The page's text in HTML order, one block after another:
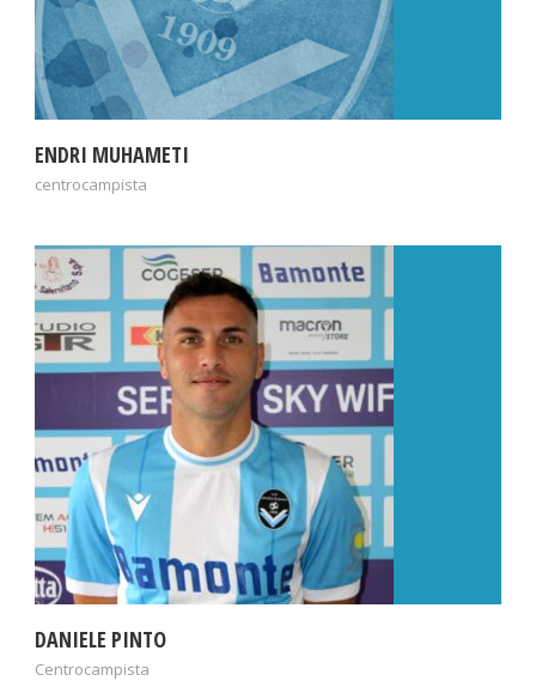
ENDRI MUHAMETI
centrocampista
DANIELE PINTO
Centrocampista